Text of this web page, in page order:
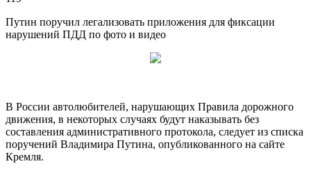
Путин поручил легализовать приложения для фиксации
нарушений ПДД по фото и видео
В России автолюбителей, нарушающих Правила дорожного
движения, в некоторых случаях будут наказывать без
составления административного протокола, следует из списка
поручений Владимира Путина, опубликованного на сайте
Кремля.